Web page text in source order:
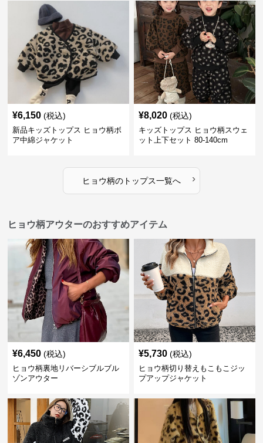
¥6,150 (税込)
新品キッズトップス ヒョウ柄ボ
ア中綿ジャケット
¥8,020 (税込)
キッズトップス ヒョウ柄スウェ
ット上下セット 80-140cm
ヒョウ柄のトップス一覧へ ›
ヒョウ柄アウターのおすすめアイテム
¥6,450 (税込)
ヒョウ柄裏地リバーシブルブル
ゾンアウター
¥5,730 (税込)
ヒョウ柄切り替えもこもこジッ
プアップジャケット